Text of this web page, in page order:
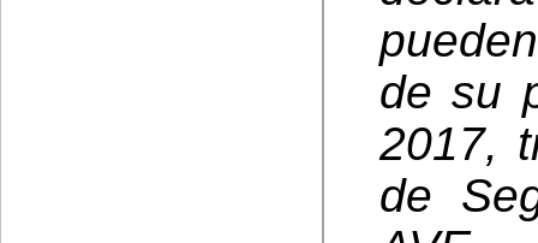
de su
2017,
de